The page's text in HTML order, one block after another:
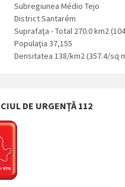
Subregiunea Médio Tejo
District Santarém
Suprafaţa - Total 270.0 km2
Populaţia 37,155
Densitatea 138/km2 (357.4/sq
DE URGENȚĂ 112